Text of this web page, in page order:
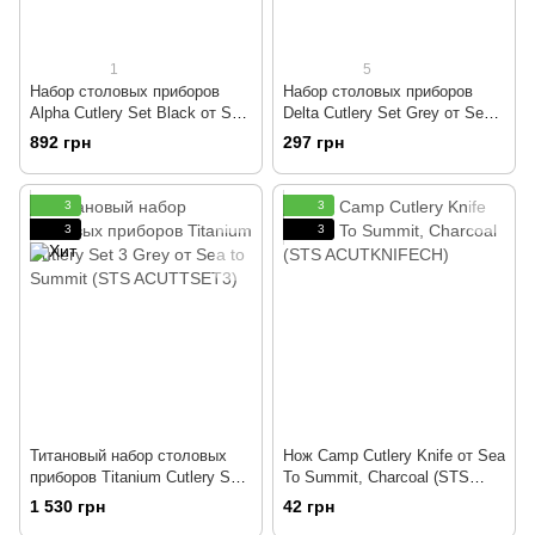
1
Набор столовых приборов
Alpha Cutlery Set Black от Sea
to Summit (STS ACUTASET3)
892 грн
5
Набор столовых приборов
Delta Cutlery Set Grey от Sea
to Summit (STS
ADCUTSETGY)
297 грн
3
3
Титановый набор столовых
приборов Titanium Cutlery Set
3 Grey от Sea to Summit (STS
ACUTTSET3)
1 530 грн
3
3
Нож Camp Cutlery Knife от Sea
To Summit, Charcoal (STS
ACUTKNIFECH)
42 грн